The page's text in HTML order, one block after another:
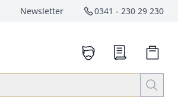
Newsletter Service-
0341 - 230 29 230
anrufen